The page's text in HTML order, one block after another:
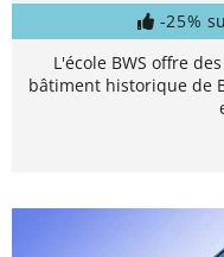
-25%
L'école BWS offre
bâtiment historique de